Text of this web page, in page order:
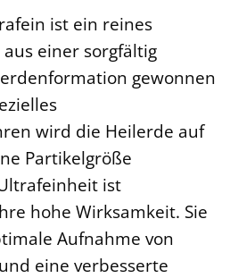
ist ein reines
einer sorgfältig
gewonnen
wird die Heilerde auf
Partikelgröße
ist
hohe Wirksamkeit. Sie
Aufnahme von
eine verbesserte